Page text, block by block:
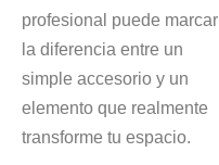
profesional puede marcar
la diferencia entre un
simple accesorio y un
elemento que realmente
transforme tu espacio.